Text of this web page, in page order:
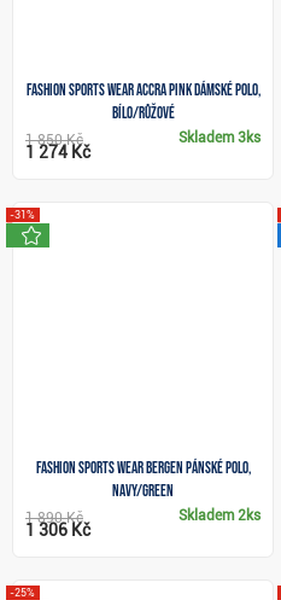
Fashion Sports Wear Accra Pink dámské polo,
bílo/růžové
Skladem3ks
1 850 Kč
1 274 Kč
Fashion Sports Wear Bergen pánské polo,
navy/green
-31%
Skladem 2ks
1 890 Kč
1 306 Kč
-25%